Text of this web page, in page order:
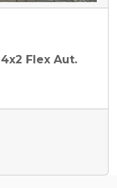
4x2 Flex Aut.